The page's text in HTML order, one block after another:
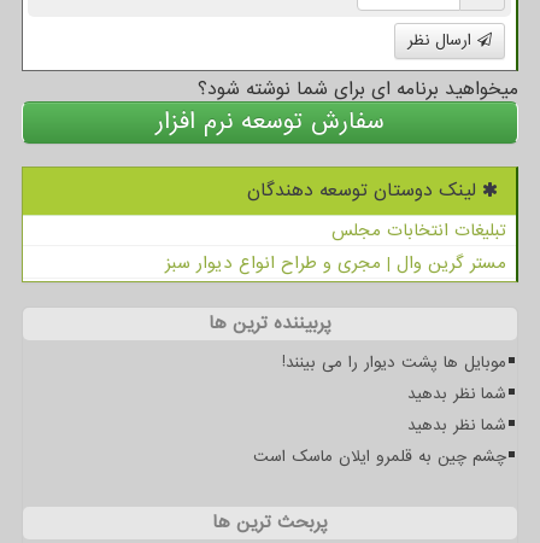
ارسال نظر
میخواهید برنامه ای برای شما نوشته شود؟
سفارش توسعه نرم افزار
لینک دوستان توسعه دهندگان
تبلیغات انتخابات مجلس
مستر گرین وال | مجری و طراح انواع دیوار سبز
پربیننده ترین ها
موبایل ها پشت دیوار را می بینند!
شما نظر بدهید
شما نظر بدهید
چشم چین به قلمرو ایلان ماسک است
پربحث ترین ها